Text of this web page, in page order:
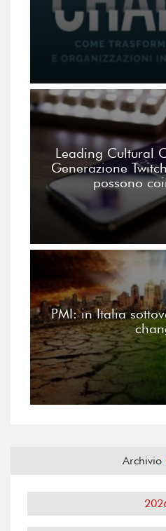
Leading Cultural
Generazione
possono
PMI: in Italia
Archivio